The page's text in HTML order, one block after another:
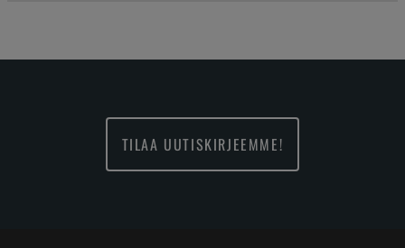
TILAA UUTISKIRJEEMME!